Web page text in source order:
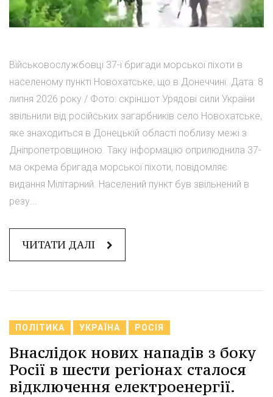
Військовослужбовці 37-ї бригади морської піхоти в
населеному пункті Новохатське, що в Донеччині. Дата: 8
липня 2026 року / Фото: скріншот Урядові сили України
звільнили від російських загарбників село Новохатське,
яке знаходиться в Донецькій області поблизу межі з
Дніпропетровщиною. Таку інформацію оприлюднила 37-
ма окрема бригада морської піхоти, повідомляє
видання Мілітарний. Населений пункт був звільнений в
резу...
ЧИТАТИ ДАЛІ
ПОЛІТИКА УКРАЇНА РОСІЯ
Внаслідок нових нападів з боку
Росії в шести регіонах сталося
відключення електроенергії.